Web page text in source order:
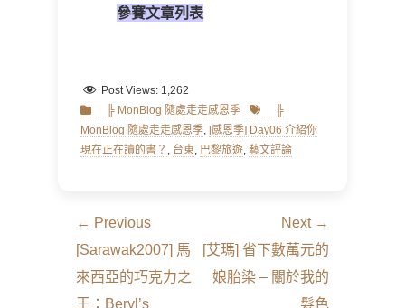
參賽文章列表
Post Views: 1,262
Categories
╠ MonBlog 隨處走走感恩季 Tags ╠
MonBlog 隨處走走感恩季, [感恩季] Day06 介紹你
現在正在讀的書？ , 台東, 巴黎旅遊, 藝文評論
文
章
導
覽
← Previous
Previous
post:
[Sarawak2007] 馬
來西亞的巧克力之
王：Beryl’s
Next →
Next
post:
[艾瑪] 省下數萬元的
娘胎染 – 關於我的
髮色